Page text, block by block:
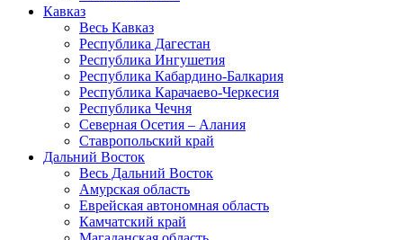
Кавказ
Весь Кавказ
Республика Дагестан
Республика Ингушетия
Республика Кабардино-Балкария
Республика Карачаево-Черкесия
Республика Чечня
Северная Осетия – Алания
Ставропольский край
Дальний Восток
Весь Дальний Восток
Амурская область
Еврейская автономная область
Камчатский край